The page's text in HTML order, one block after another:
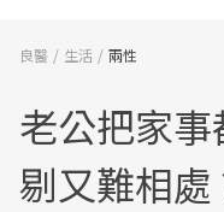
良醫 生活 兩性
老公把家
剔又難相